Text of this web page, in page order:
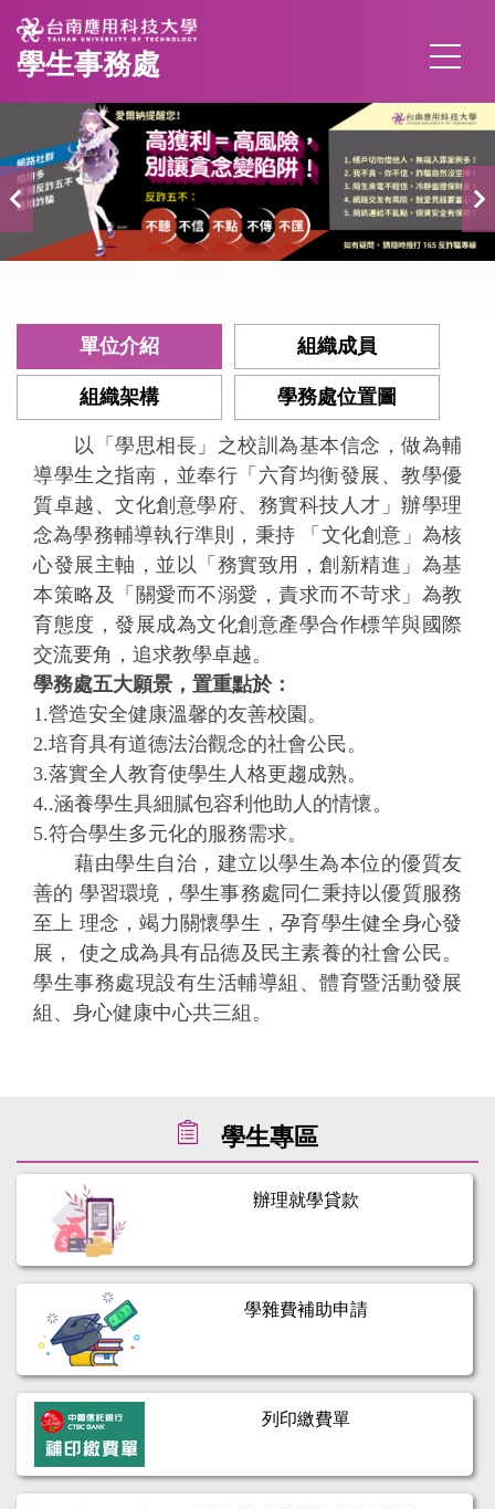
跳
到
主
容
區
學生事務處
單位介紹 組織成員
組織架構 學務處位置圖
以「學思相長」之校訓為基本信念，做為輔
導學生之指南，並奉行「六育均衡發展、教學優
質卓越、文化創意學府、務實科技人才」辦學理
念為學務輔導執行準則，秉持 「文化創意」為核
心發展主軸，並以「務實致用，創新精進」為基
本策略及「關愛而不溺愛，責求而不苛求」為教
育態度，發展成為文化創意產學合作標竿與國際
交流要角，追求教學卓越。
學務處五大願景，置重點於：
1.營造安全健康溫馨的友善校園。
2.培育具有道德法治觀念的社會公民。
3.落實全人教育使學生人格更趨成熟。
4..涵養學生具細膩包容利他助人的情懷。
5.符合學生多元化的服務需求。
藉由學生自治，建立以學生為本位的優質友
善的 學習環境，學生事務處同仁秉持以優質服務
至上 理念，竭力關懷學生，孕育學生健全身心發
展， 使之成為具有品德及民主素養的社會公民。
學生事務處現設有生活輔導組、體育暨活動發展
組、身心健康中心共三組。
學生專區
辦理就學貸款
學雜費補助申請
列印繳費單